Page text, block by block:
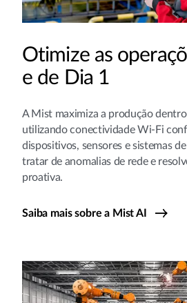
Otimize as
e de Dia 1
A Mist maximiza a produção
utilizando conectividade Wi-Fi
dispositivos, sensores e sistemas
tratar de anomalias de rede e
proativa.
Saiba mais sobre a Mist AI